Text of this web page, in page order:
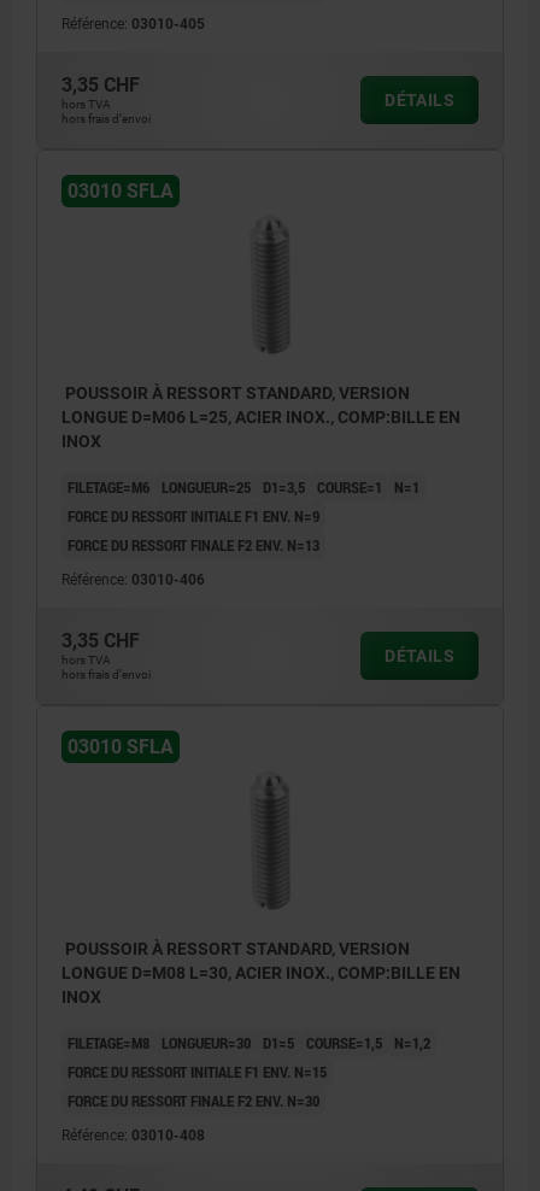
Référence: 03010-405
3,35 CHF
hors TVA
hors frais d’envoi
DÉTAILS
03010 SFLA
POUSSOIR À RESSORT STANDARD, VERSION
LONGUE D=M06 L=25, ACIER INOX., COMP:BILLE EN
INOX
FILETAGE=M6 LONGUEUR=25 D1=3,5 COURSE=1
N=1
FORCE DU RESSORT INITIALE F1 ENV. N=9
FORCE DU RESSORT FINALE F2 ENV. N=13
Référence: 03010-406
3,35 CHF
hors TVA
hors frais d’envoi
DÉTAILS
03010 SFLA
POUSSOIR À RESSORT STANDARD, VERSION
LONGUE D=M08 L=30, ACIER INOX., COMP:BILLE EN
INOX
FILETAGE=M8 LONGUEUR=30 D1=5 COURSE=1,5
N=1,2
FORCE DU RESSORT INITIALE F1 ENV. N=15
FORCE DU RESSORT FINALE F2 ENV. N=30
Référence: 03010-408